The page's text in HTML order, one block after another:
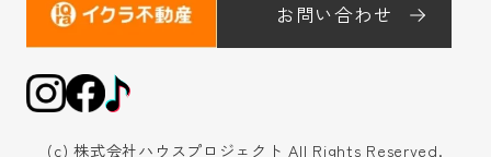
お問い合わせ
(c) 株式会社ハウスプロジェクト All Rights Reserved.